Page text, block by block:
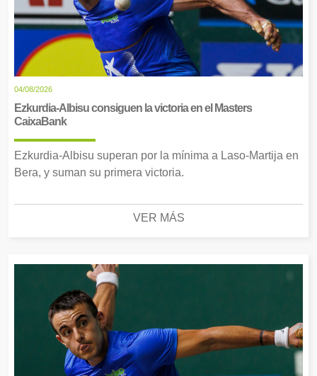
04/08/2026
Ezkurdia-Albisu consiguen la victoria en el Masters
CaixaBank
Ezkurdia-Albisu superan por la mínima a Laso-Martija en
Bera, y suman su primera victoria.
VER MÁS